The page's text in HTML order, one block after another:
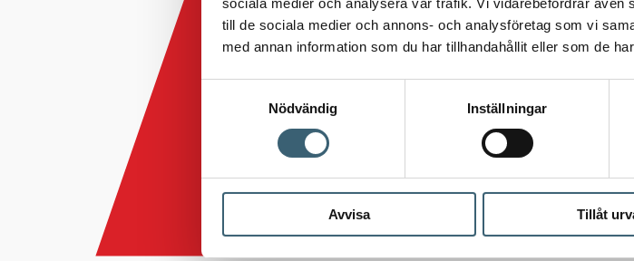
sociala medier och analysera vår trafik. Vi vidarebefordrar även
till de sociala medier och annons- och analysföretag som vi
med annan information som du har tillhandahållit eller som de
Nödvändig
Inställningar
Avvisa Tillåt